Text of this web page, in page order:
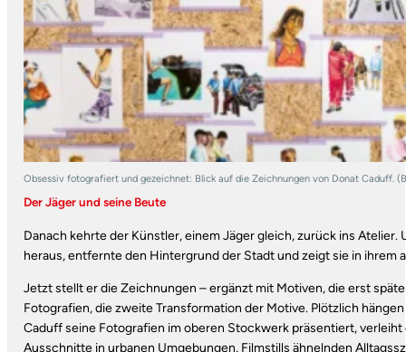
Obsessiv fotografiert und gezeichnet: Blick auf die Zeichnungen von Donat Caduff.
Der Jäger und seine Beute
Danach kehrte der Künstler, einem Jäger gleich, zurück ins
heraus, entfernte den Hintergrund der Stadt und zeigt sie in ihrem
Jetzt stellt er die Zeichnungen – ergänzt mit Motiven, die erst
Fotografien, die zweite Transformation der Motive. Plötzlich
Caduff seine Fotografien im oberen Stockwerk präsentiert,
Ausschnitte in urbanen Umgebungen, Filmstills ähnelnden